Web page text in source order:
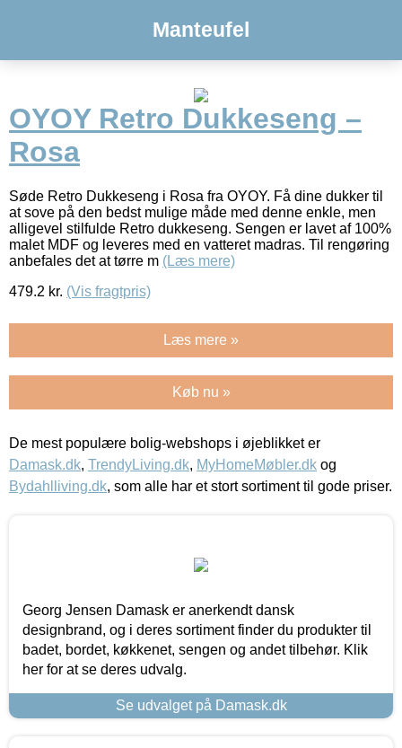
Manteufel
OYOY Retro Dukkeseng –
Rosa
Søde Retro Dukkeseng i Rosa fra OYOY. Få dine dukker til
at sove på den bedst mulige måde med denne enkle, men
alligevel stilfulde Retro dukkeseng. Sengen er lavet af 100%
malet MDF og leveres med en vatteret madras. Til rengøring
anbefales det at tørre m (Læs mere)
479.2 kr. (Vis fragtpris)
Læs mere »
Køb nu »
De mest populære bolig-webshops i øjeblikket er
Damask.dk, TrendyLiving.dk, MyHomeMøbler.dk og
Bydahlliving.dk, som alle har et stort sortiment til gode priser.
Georg Jensen Damask er anerkendt dansk
designbrand, og i deres sortiment finder du produkter til
badet, bordet, køkkenet, sengen og andet tilbehør. Klik
her for at se deres udvalg.
Se udvalget på Damask.dk